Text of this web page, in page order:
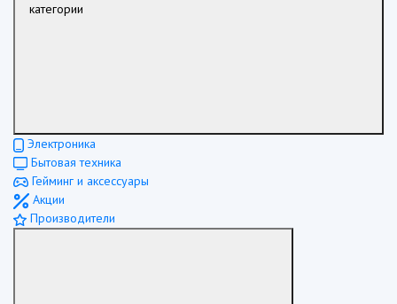
категории
Электроника
Бытовая техника
Гейминг и аксессуары
Акции
Производители